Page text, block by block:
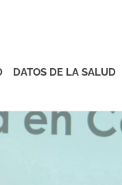
DATOS DE LA SALUD